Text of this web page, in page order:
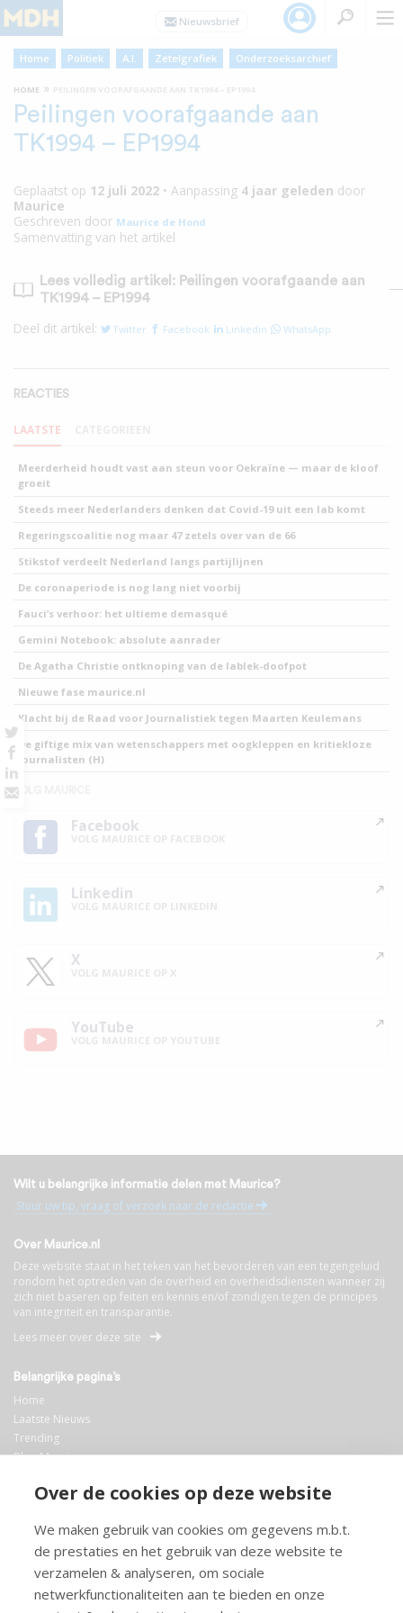
Over de cookies op deze website
We maken gebruik van cookies om gegevens m.b.t.
de prestaties en het gebruik van deze website te
verzamelen & analyseren, om sociale
netwerkfunctionaliteiten aan te bieden en onze
Home Politiek A.I. Zetelgrafiek Onderzoeksarchief
HOME »
Peilingen voorafgaande aan
TK1994 – EP1994
Geplaatst op 12 juli 2022 • Aanpassing 4 jaar geleden door
Maurice
Geschreven door Maurice de Hond
Samenvatting van het artikel
Lees volledig artikel: Peilingen voorafgaande aan
TK1994 – EP1994
Deel dit artikel: Twitter Facebook Linkedin WhatsApp
REACTIES
LAATSTE
Meerderheid houdt vast aan steun voor Oekraïne — maar de kloof
groeit
Steeds meer Nederlanders denken dat Covid-19 uit een lab komt
Regeringscoalitie nog maar 47 zetels over van de 66
Stikstof verdeelt Nederland langs partijlijnen
De coronaperiode is nog lang niet voorbij
Fauci’s verhoor: het ultieme demasqué
Gemini Notebook: absolute aanrader
De Agatha Christie ontknoping van de lablek-doofpot
Nieuwe fase maurice.nl
Klacht bij de Raad voor Journalistiek tegen Maarten Keulemans
De giftige mix van wetenschappers met oogkleppen en kritiekloze
journalisten (H)
VOLG MAURICE
Facebook
Linkedin
X
YouTube
Wilt u belangrijke informatie delen met Maurice?
Stuur uw tip, vraag of verzoek naar de redactie
Over Maurice.nl
Deze website staat in het teken van het bevorderen van een tegengeluid
rondom het optreden van de overheid en overheidsdiensten wanneer zij
zich niet baseren op feiten en kennis en/of zondigen tegen de principes
van integriteit en transparantie.
Lees meer over deze site
Belangrijke pagina’s
Home
Laatste Nieuws
Trending
Blog Maurice
Bibliotheek
Info en service
FAQ
Doneren
Privacy